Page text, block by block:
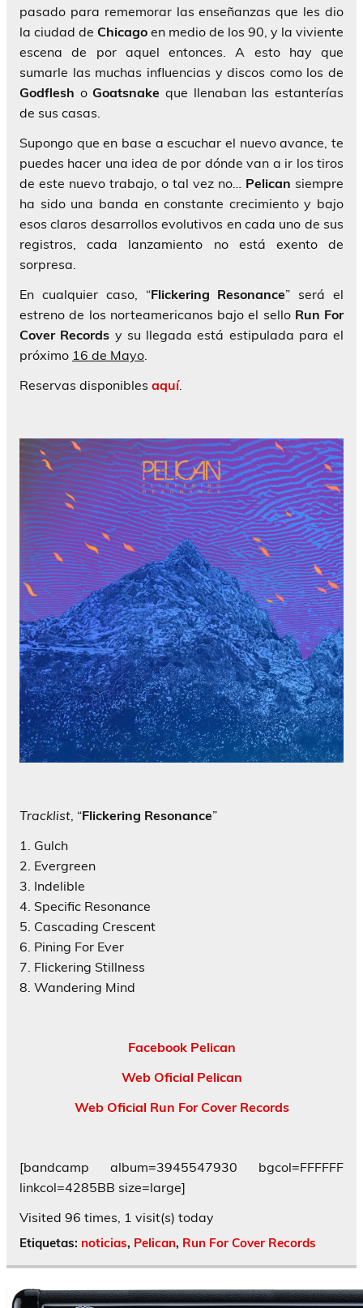
pasado para rememorar las enseñanzas que les dio
la ciudad de Chicago en medio de los 90, y la viviente
escena de por aquel entonces. A esto hay que
sumarle las muchas influencias y discos como los de
Godflesh oGoatsnake que llenaban las estanterías
de sus casas.
Supongo que en base a escuchar el nuevo avance, te
puedes hacer una idea de por dónde van a ir los tiros
de este nuevo trabajo, o tal vez no… Pelican siempre
ha sido una banda en constante crecimiento y bajo
esos claros desarrollos evolutivos en cada uno de sus
registros, cada lanzamiento no está exento de
sorpresa.
En cualquier caso, “Flickering Resonance” será el
estreno de los norteamericanos bajo el sello Run For
Cover Records y su llegada está estipulada para el
próximo 16 de Mayo
Reservas disponibles aquí.
Tracklist , “Flickering Resonance”
1. Gulch
2. Evergreen
3. Indelible
4. Specific Resonance
5. Cascading Crescent
6. Pining For Ever
7. Flickering Stillness
8. Wandering Mind
Facebook Pelican
Web Oficial Pelican
Web Oficial Run For Cover Records
[bandcamp album=3945547930 bgcol=FFFFFF
linkcol=4285BB size=large]
Visited 96 times, 1 visit(s) today
Etiquetas: noticias, Pelican, Run For Cover Records